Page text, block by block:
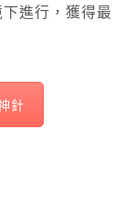
進行，獲得最
針